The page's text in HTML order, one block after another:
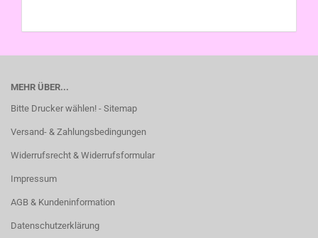
MEHR ÜBER...
Bitte Drucker wählen! - Sitemap
Versand- & Zahlungsbedingungen
Widerrufsrecht & Widerrufsformular
Impressum
AGB & Kundeninformation
Datenschutzerklärung